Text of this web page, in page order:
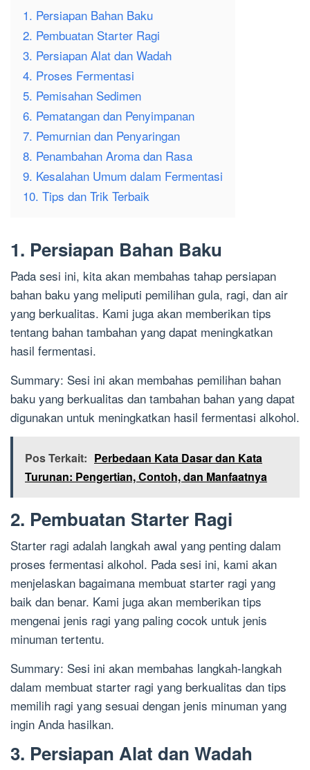
1. Persiapan Bahan Baku
2. Pembuatan Starter Ragi
3. Persiapan Alat dan Wadah
4. Proses Fermentasi
5. Pemisahan Sedimen
6. Pematangan dan Penyimpanan
7. Pemurnian dan Penyaringan
8. Penambahan Aroma dan Rasa
9. Kesalahan Umum dalam Fermentasi
10. Tips dan Trik Terbaik
1. Persiapan Bahan Baku
Pada sesi ini, kita akan membahas tahap persiapan
bahan baku yang meliputi pemilihan gula, ragi, dan air
yang berkualitas. Kami juga akan memberikan tips
tentang bahan tambahan yang dapat meningkatkan
hasil fermentasi.
Summary: Sesi ini akan membahas pemilihan bahan
baku yang berkualitas dan tambahan bahan yang dapat
digunakan untuk meningkatkan hasil fermentasi alkohol.
Pos Terkait: Perbedaan Kata Dasar dan Kata
Turunan: Pengertian, Contoh, dan Manfaatnya
2. Pembuatan Starter Ragi
Starter ragi adalah langkah awal yang penting dalam
proses fermentasi alkohol. Pada sesi ini, kami akan
menjelaskan bagaimana membuat starter ragi yang
baik dan benar. Kami juga akan memberikan tips
mengenai jenis ragi yang paling cocok untuk jenis
minuman tertentu.
Summary: Sesi ini akan membahas langkah-langkah
dalam membuat starter ragi yang berkualitas dan tips
memilih ragi yang sesuai dengan jenis minuman yang
ingin Anda hasilkan.
3. Persiapan Alat dan Wadah